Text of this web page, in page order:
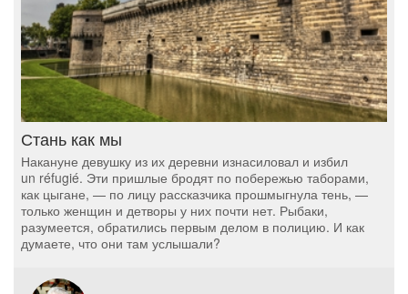
Стань как мы
Накануне девушку из их деревни изнасиловал и избил
un réfugié. Эти пришлые бродят по побережью таборами,
как цыгане, — по лицу рассказчика прошмыгнула тень, —
только женщин и детворы у них почти нет. Рыбаки,
разумеется, обратились первым делом в полицию. И как
думаете, что они там услышали?